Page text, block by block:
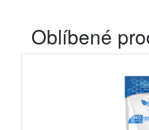
Oblíbené